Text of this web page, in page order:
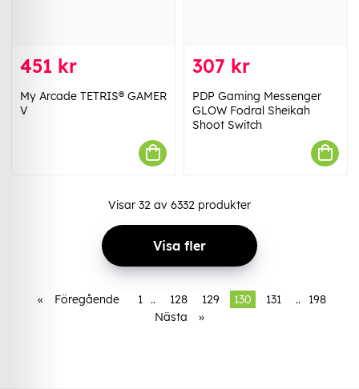
451 kr
My Arcade TETRIS® GAMER
V
307 kr
PDP Gaming Messenger
GLOW Fodral Sheikah
Shoot Switch
Visar 32 av 6332 produkter
Visa fler
« Föregående 1 .. 128 129 130 131 ..
198
Nästa
»